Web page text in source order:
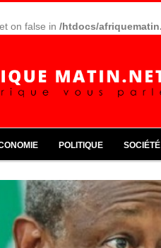
on false in /htdocs/
POLITIQUE SOCIÉTÉ